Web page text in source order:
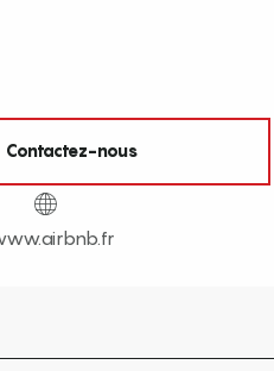
Contactez-nous